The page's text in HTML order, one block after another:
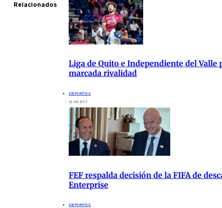
Relacionados
Liga de Quito e Independiente del
marcada rivalidad
DEPORTES
12:00 ECT
FEF respalda decisión de la FIFA de
Enterprise
DEPORTES